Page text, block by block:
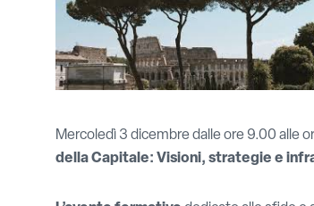
Mercoledì 3 dicembre dalle ore 9.00 alle
della Capitale: Visioni, strategie e